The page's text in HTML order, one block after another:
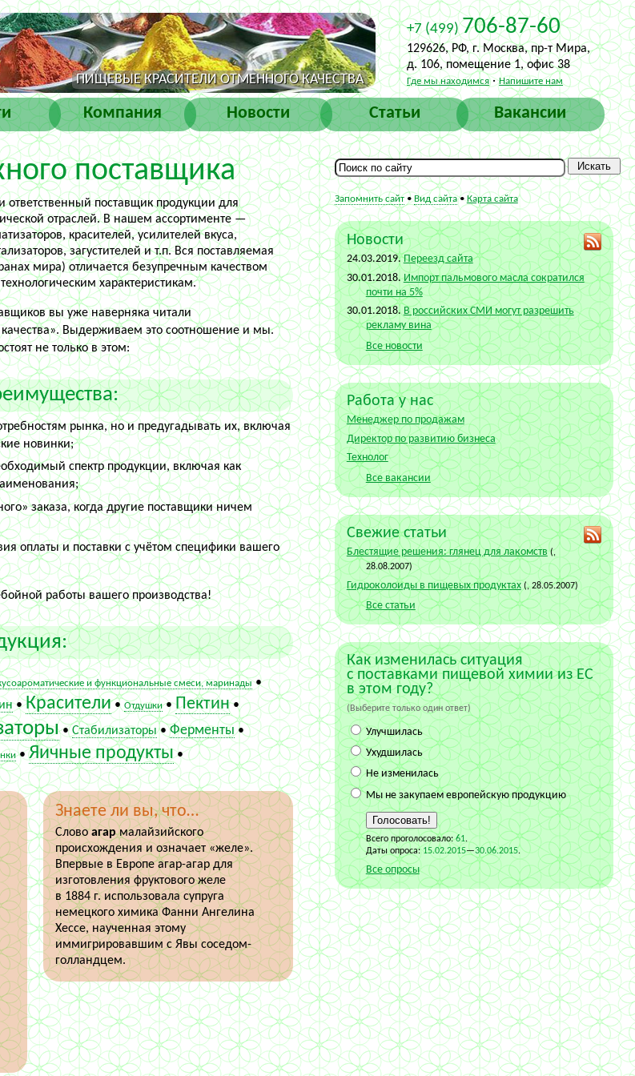
+7 (499)706-87-60
129626, РФ, г. Москва, пр-т Мира,
д. 106, помещение 1, офис 38
Где мы находимся ·Напишите нам
ПИЩЕВЫЕ КРАСИТЕЛИ ОТМЕННОГО КАЧЕСТВА
Компания Новости Статьи Вакансии
поставщика
поставщик продукции для
отраслей. В нашем ассортименте —
красителей, усилителей вкуса,
загустителей и т.п. Вся поставляемая
мира) отличается безупречным качеством
характеристикам.
вы уже наверняка читали
Выдерживаем это соотношение и мы.
не только в этом:
рынка, но и предугадывать их, включая
новинки;
спектр продукции, включая как
заказа, когда другие поставщики ничем
оплаты и поставки с учётом специфики вашего
работы вашего производства!
и функциональные смеси, маринады•
•Красители• Отдушки•Пектин•
•Стабилизаторы•Ферменты•
•Яичные продукты•
Знаете ли вы, что…
Словоагармалайзийского
происхождения и означает «желе».
Впервые в Европе агар-агар для
изготовления фруктового желе
в 1884 г. использовала супруга
немецкого химика Фанни Ангелина
Хессе, наученная этому
иммигрировавшим с Явы соседом-
голландцем.
Запомнить сайт•Вид сайта •Карта сайта
Новости
24.03.2019.Переезд сайта
30.01.2018. Импорт пальмового масла сократился
почти на 5%
30.01.2018. В российских СМИ могут разрешить
рекламу вина
Все новости
Работа у нас
Менеджер по продажам
Директор по развитию бизнеса
Технолог
Все вакансии
Свежие статьи
Блестящие решения: глянец для лакомств (,
28.08.2007)
Гидроколоиды в пищевых продуктах (, 28.05.2007)
Все статьи
Как изменилась ситуация
с поставками пищевой химии из ЕС
в этом году?
(Выберите только один ответ)
Улучшилась
Ухудшилась
Не изменилась
Мы не закупаем европейскую продукцию
Всего проголосовало:61.
Даты опроса: 15.02.2015—30.06.2015.
Все опросы